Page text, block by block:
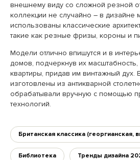
внешнему виду со сложной резной
коллекции не случайно – в дизайне
использованы классические
такие как резные фризы, короны и
Модели отлично впишутся и в
домов, подчеркнув их
квартиры, придав им винтажный дух.
изготовлены из антикварной
обрабатывали вручную с помощью
технологий.
Британская классика (георгианская,
Библиотека Тренды дизайна